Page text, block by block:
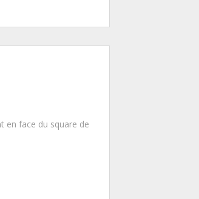
en face du square de